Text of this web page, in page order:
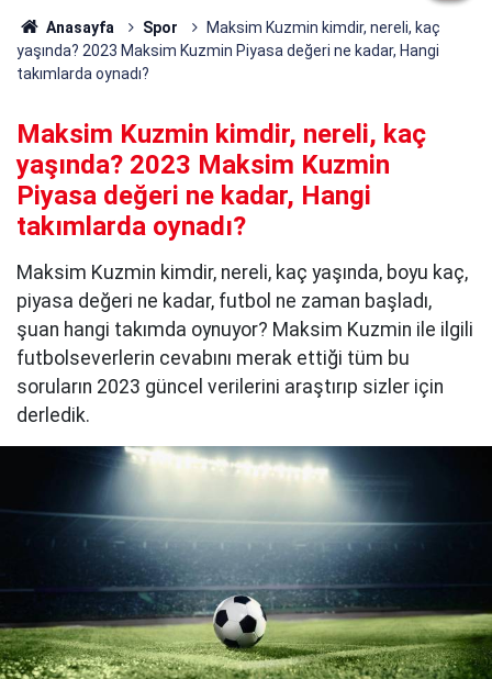
Anasayfa Spor
Maksim Kuzmin kimdir, nereli, kaç
yaşında? 2023 Maksim Kuzmin Piyasa değeri ne kadar, Hangi
takımlarda oynadı?
Maksim Kuzmin kimdir, nereli, kaç
yaşında? 2023 Maksim Kuzmin
Piyasa değeri ne kadar, Hangi
takımlarda oynadı?
Maksim Kuzmin kimdir, nereli, kaç yaşında, boyu kaç,
piyasa değeri ne kadar, futbol ne zaman başladı,
şuan hangi takımda oynuyor? Maksim Kuzmin ile ilgili
futbolseverlerin cevabını merak ettiği tüm bu
soruların 2023 güncel verilerini araştırıp sizler için
derledik.